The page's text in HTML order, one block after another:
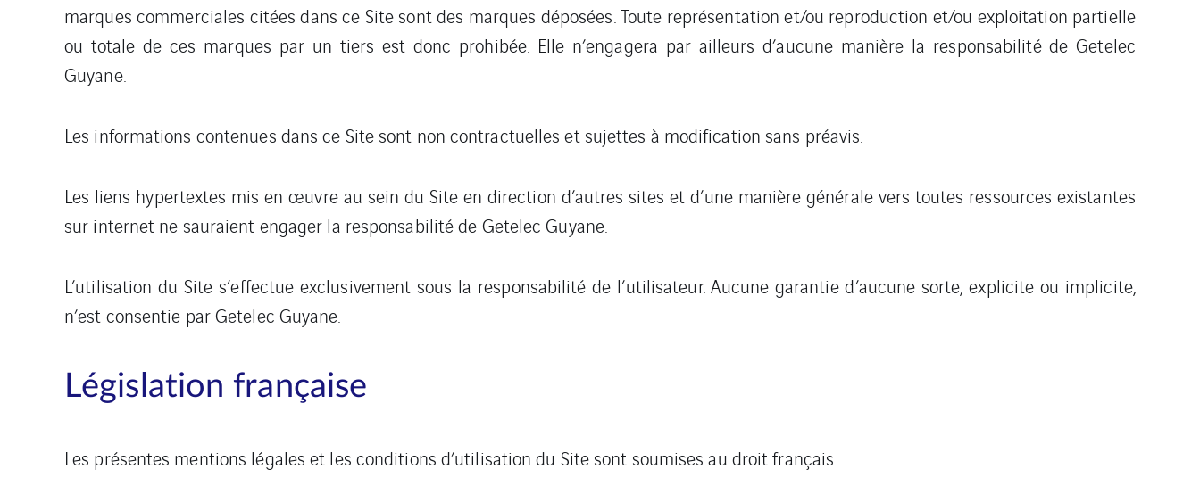
marques commerciales citées dans ce Site sont des marques déposées. Toute représentation et/ou reproduction et/ou exploitation partielle
ou totale de ces marques par un tiers est donc prohibée. Elle n’engagera par ailleurs d’aucune manière la responsabilité de Getelec
Guyane.
Les informations contenues dans ce Site sont non contractuelles et sujettes à modification sans préavis.
Les liens hypertextes mis en œuvre au sein du Site en direction d’autres sites et d’une manière générale vers toutes ressources existantes
sur internet ne sauraient engager la responsabilité de Getelec Guyane.
L’utilisation du Site s’effectue exclusivement sous la responsabilité de l’utilisateur. Aucune garantie d’aucune sorte, explicite ou implicite,
n’est consentie par Getelec Guyane.
Législation française
Les présentes mentions légales et les conditions d’utilisation du Site sont soumises au droit français.